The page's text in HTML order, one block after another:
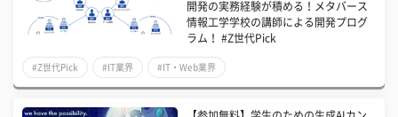
開発の実務経験が積める！メタバース
情報工学学校の講師による開発プログ
ラム！ #Z世代Pick
#Z世代Pick #IT業界 #IT・Web業界